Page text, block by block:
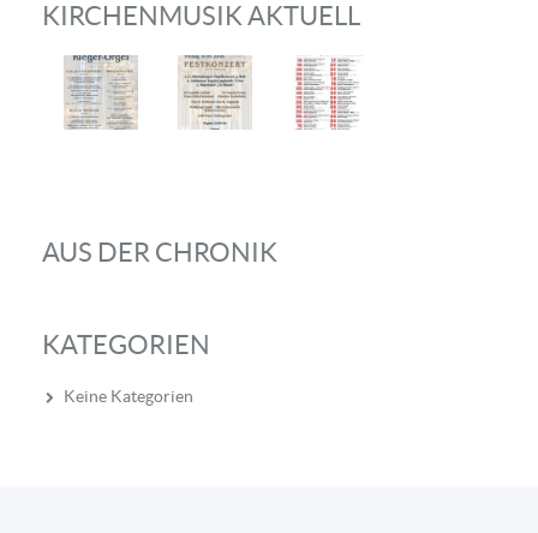
KIRCHENMUSIK AKTUELL
AUS DER CHRONIK
KATEGORIEN
Keine Kategorien